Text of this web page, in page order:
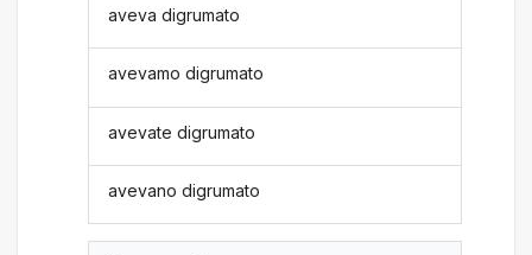
aveva digrumato
avevamo digrumato
avevate digrumato
avevano digrumato